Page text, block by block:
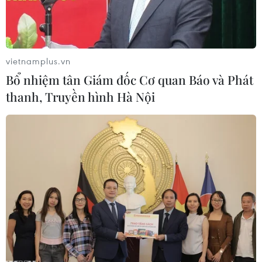
Quang cảnh kỳ họp. (Ảnh: Hoàng Ngọc/TTXVN)
Ngày 12/4, Kỳ họp thứ 5 (Kỳ họp chuyên đề) Hội
đồng Nhân dân thành phố Hải Phòng khóa XVI,
nhiệm kỳ 2021-2026 đã thảo luận, biểu quyết
nhất trí thông qua 19 nghị quyết quan trọng.
vietnamplus.vn
Bổ nhiệm tân Giám đốc Cơ quan Báo và Phát
thanh, Truyền hình Hà Nội